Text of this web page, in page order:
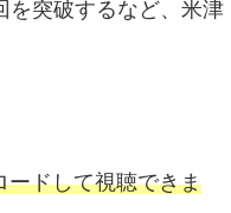
を突破するなど、米津
ードして視聴できま